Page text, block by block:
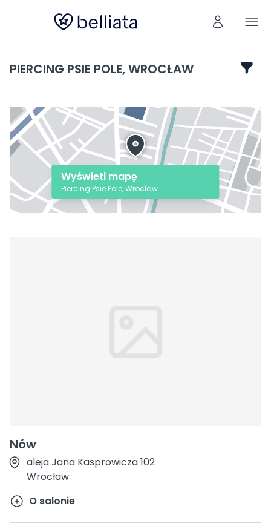
PIERCING PSIE POLE, WROCŁAW
Nów
aleja Jana Kasprowicza 102
Wrocław
O salonie
Wyświetl mapę
Piercing Psie Pole, Wrocław